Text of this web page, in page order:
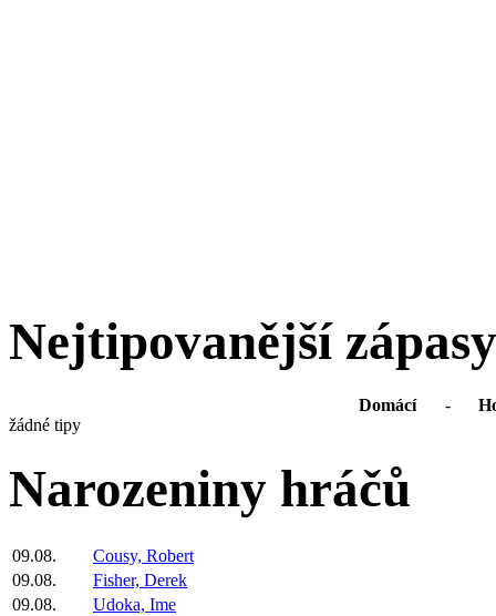
Nejtipovanější zápasy
Domácí -
žádné tipy
Narozeniny hráčů
09.08.
Cousy, Robert
09.08.
Fisher, Derek
09.08.
Udoka, Ime